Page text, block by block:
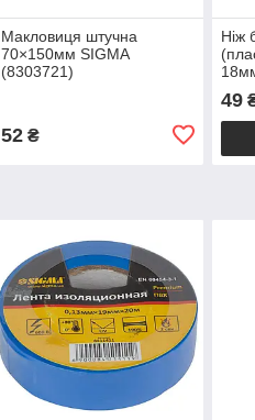
Макловиця штучна
70×150мм SIGMA
(8303721)
52₴
Ніж
49